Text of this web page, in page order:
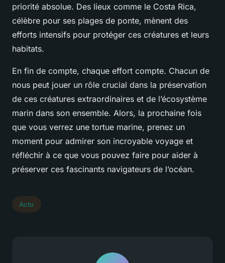
priorité absolue. Des lieux comme le Costa Rica,
célèbre pour ses plages de ponte, mènent des
efforts intensifs pour protéger ces créatures et leurs
habitats.
En fin de compte, chaque effort compte. Chacun de
nous peut jouer un rôle crucial dans la préservation
de ces créatures extraordinaires et de l’écosystème
marin dans son ensemble. Alors, la prochaine fois
que vous verrez une tortue marine, prenez un
moment pour admirer son incroyable voyage et
réfléchir à ce que vous pouvez faire pour aider à
préserver ces fascinants navigateurs de l’océan.
Actu